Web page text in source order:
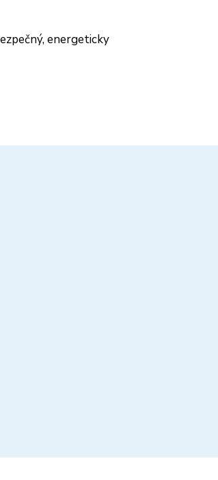
energeticky